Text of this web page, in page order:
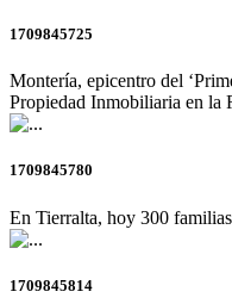
1709845725
Montería, epicentro del
Propiedad Inmobiliaria en la
1709845780
En Tierralta, hoy 300
1709845814